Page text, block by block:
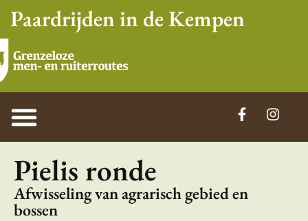
Paardrijden in de Kempen
Pielis ronde
Afwisseling van agrarisch gebied en
bossen